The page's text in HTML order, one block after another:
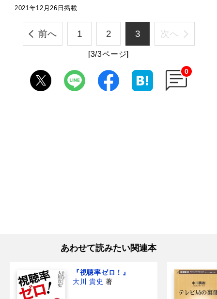
2021年12月26日掲載
前へ 1 2 3 次へ
[3/3ページ]
0
あわせて読みたい関連本
『視聴率ゼロ！』
大川 貴史 著